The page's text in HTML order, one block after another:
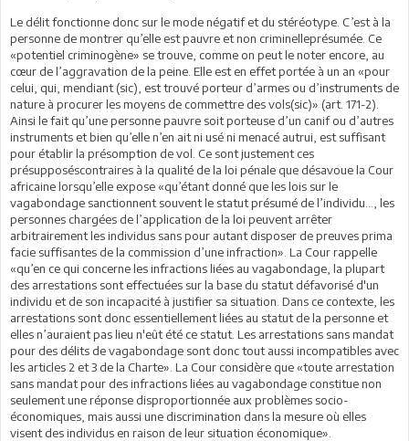
Le délit fonctionne donc sur le mode négatif et du stéréotype. C’est à la
personne de montrer qu’elle est pauvre et non criminelleprésumée. Ce
«potentiel criminogène» se trouve, comme on peut le noter encore, au
cœur de l’aggravation de la peine. Elle est en effet portée à un an «pour
celui, qui, mendiant (sic), est trouvé porteur d’armes ou d’instruments de
nature à procurer les moyens de commettre des vols(sic)» (art. 171-2).
Ainsi le fait qu’une personne pauvre soit porteuse d’un canif ou d’autres
instruments et bien qu’elle n’en ait ni usé ni menacé autrui, est suffisant
pour établir la présomption de vol. Ce sont justement ces
présupposéscontraires à la qualité de la loi pénale que désavoue la Cour
africaine lorsqu’elle expose «qu’étant donné que les lois sur le
vagabondage sanctionnent souvent le statut présumé de l’individu…, les
personnes chargées de l’application de la loi peuvent arrêter
arbitrairement les individus sans pour autant disposer de preuves prima
facie suffisantes de la commission d’une infraction». La Cour rappelle
«qu’en ce qui concerne les infractions liées au vagabondage, la plupart
des arrestations sont effectuées sur la base du statut défavorisé d'un
individu et de son incapacité à justifier sa situation. Dans ce contexte, les
arrestations sont donc essentiellement liées au statut de la personne et
elles n’auraient pas lieu n'eût été ce statut. Les arrestations sans mandat
pour des délits de vagabondage sont donc tout aussi incompatibles avec
les articles 2 et 3 de la Charte». La Cour considère que «toute arrestation
sans mandat pour des infractions liées au vagabondage constitue non
seulement une réponse disproportionnée aux problèmes socio-
économiques, mais aussi une discrimination dans la mesure où elles
visent des individus en raison de leur situation économique».